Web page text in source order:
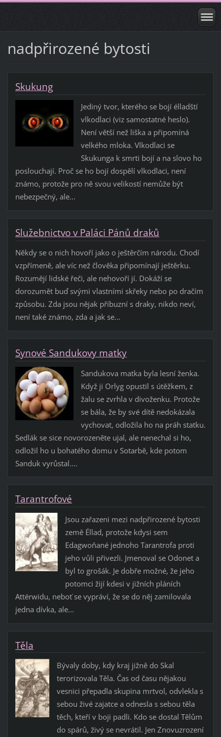
nadpřirozené bytosti
Skukung
Jediný tvor, kterého se bojí élladští
vlkodlaci (viz samostatné heslo).
Není větší než liška a připomíná
velkého mloka. Vlkodlaci se
Skukunga k smrti bojí a na slovo ho
poslouchají. Proč se ho bojí dospělí vlkodlaci, není
známo, protože pro ně svou velikostí nemůže být
nebezpečný, ale...
Služebnictvo v Paláci Pánů draků
Někdy se o nich hovoří jako o ještěrčím národu. Chodí
vzpřímeně, ale víc než člověka připomínají ještěrku.
Rozumějí lidské řeči, ale nehovoří jí. Dokáží se
dorozumět buď svými vlastními skřeky nebo po dračím
způsobu. Zda jsou nějak příbuzní s draky, nikdo neví,
není také známo, zda a jak se...
Synové Sandukovy matky
Sandukova matka byla lesní ženka.
Když ji Orlyg opustil s útěžkem, z
žalu se zvrhla v divoženku. Protože
se bála, že by své dítě nedokázala
vychovat, odložila ho na práh statku.
Sedlák se sice novorozeněte ujal, ale nenechal si ho,
odložil ho u bohatého domu v Sotarbě, kde potom
Sanduk vyrůstal....
Tarantrofové
Jsou zařazeni mezi nadpřirozené bytosti
země Éllad, protože kdysi sem
Edagwoňané jednoho Tarantrofa proti
jeho vůli přivezli. Jmenoval se Odonet a
byl to grošák. Je dobře možné, že jeho
potomci žijí kdesi v jižních pláních
Attérwidu, neboť se vypráví, že se do něj zamilovala
jedna dívka, ale...
Těla
Bývaly doby, kdy kraj jižně do Skal
terorizovala Těla. Čas od času nějakou
vesnici přepadla skupina mrtvol, odvlekla s
sebou živé zajatce a odnesla s sebou těla
těch, kteří v boji padli. Kdo se dostal Tělům
do spárů, živý se nevrátil. Jen Znovuzrození